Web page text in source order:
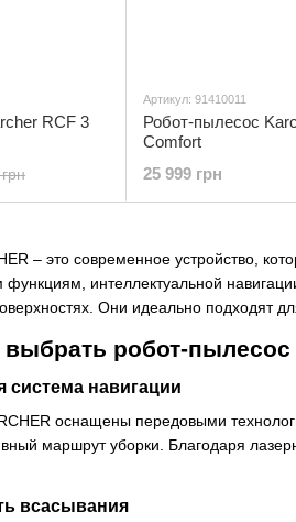
– это современное устройство,
функциям, интеллектуальной
Они идеально подходят
робот-пылесос
система навигации
оснащены передовыми
маршрут уборки. Благодаря
всасывания
RCF 3
Артикул: 91410011
Робот-пылесос
Comfort
25 999 грн